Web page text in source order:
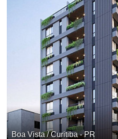
Boa Vista / Curitiba - PR